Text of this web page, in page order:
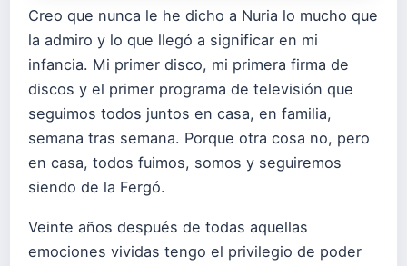
Creo que nunca le he dicho a Nuria lo mucho que
la admiro y lo que llegó a significar en mi
infancia. Mi primer disco, mi primera firma de
discos y el primer programa de televisión que
seguimos todos juntos en casa, en familia,
semana tras semana. Porque otra cosa no, pero
en casa, todos fuimos, somos y seguiremos
siendo de la Fergó.
Veinte años después de todas aquellas
emociones vividas tengo el privilegio de poder